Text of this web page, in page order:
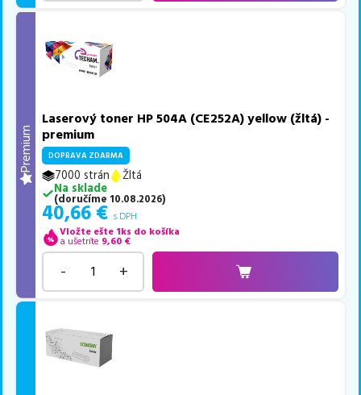
Premium
Laserový toner HP 504A (CE252A) yellow (žltá) -
premium
DOPRAVA ZDARMA
7000 strán
Žltá
Na sklade
(doručíme 10.08.2026)
40,66 € s DPH
Vložte ešte 1ks do košíka
a ušetríte 9,60 €
- +